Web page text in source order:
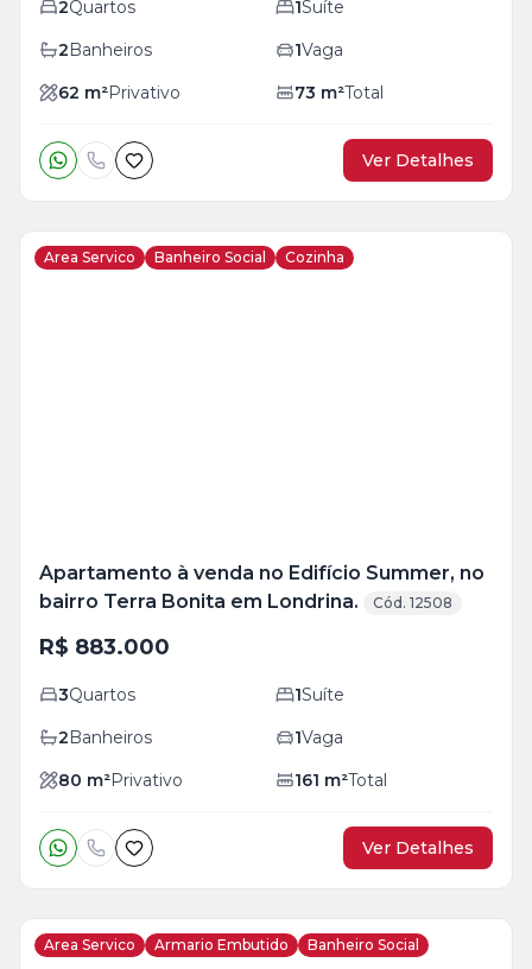
2Quartos 1Suíte
2Banheiros 1Vaga
62 m²Privativo 73 m²Total
Ver Detalhes
Area Servico Banheiro Social Cozinha
Apartamento à venda no Edifício Summer, no
bairro Terra Bonita em Londrina.
Cód. 12508
R$ 883.000
3Quartos 1Suíte
2Banheiros 1Vaga
80 m²Privativo 161 m²Total
Ver Detalhes
Area Servico Armario Embutido Banheiro Social